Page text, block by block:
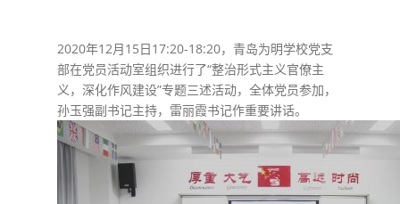
​2020年12月15日17:20-18:20，青岛为明学校党支
部在党员活动室组织进行了“整治形式主义官僚主
义，深化作风建设”专题三述活动，全体党员参加，
孙玉强副书记主持，雷丽霞书记作重要讲话。